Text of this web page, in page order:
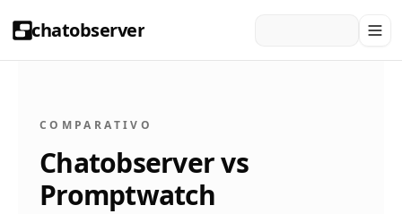
chatobserver
COMPARATIVO
Chatobserver vs
Promptwatch